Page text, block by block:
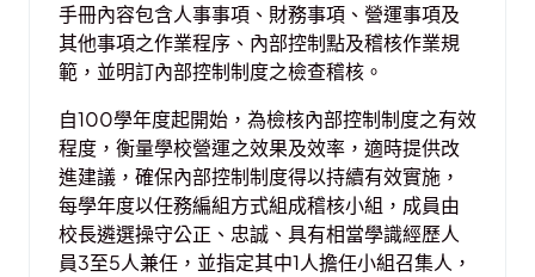
手冊內容包含人事事項、財務事項、營運事項及
其他事項之作業程序、內部控制點及稽核作業規
範，並明訂內部控制制度之檢查稽核。
自100學年度起開始，為檢核內部控制制度之有效
程度，衡量學校營運之效果及效率，適時提供改
進建議，確保內部控制制度得以持續有效實施，
每學年度以任務編組方式組成稽核小組，成員由
校長遴選操守公正、忠誠、具有相當學識經歷人
員3至5人兼任，並指定其中1人擔任小組召集人，